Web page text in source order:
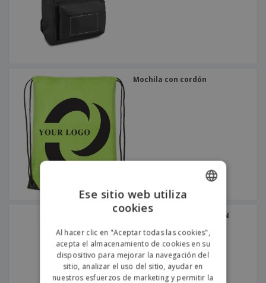
Mochila con cordón
Mochila antirrobo BERLIN
SPANISH
Ese sitio web utiliza
cookies
Al hacer clic en "Aceptar todas las cookies",
acepta el almacenamiento de cookies en su
dispositivo para mejorar la navegación del
sitio, analizar el uso del sitio, ayudar en
nuestros esfuerzos de marketing y permitir la